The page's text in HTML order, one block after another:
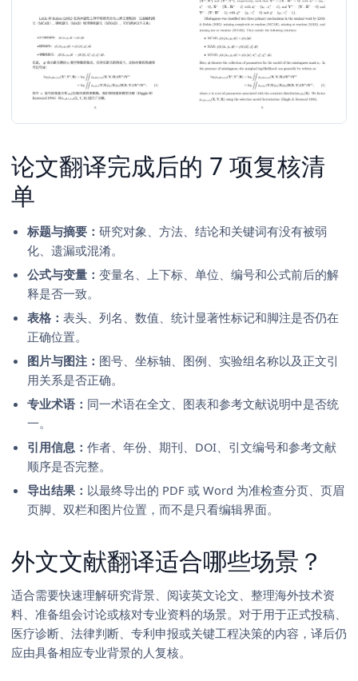
论文翻译完成后的 7 项复核清
单
标题与摘要： 研究对象、方法、结论和关键词有没有被弱
化、遗漏或混淆。
公式与变量： 变量名、上下标、单位、编号和公式前后的解
释是否一致。
表格： 表头、列名、数值、统计显著性标记和脚注是否仍在
正确位置。
图片与图注： 图号、坐标轴、图例、实验组名称以及正文引
用关系是否正确。
专业术语： 同一术语在全文、图表和参考文献说明中是否统
一。
引用信息： 作者、年份、期刊、DOI、引文编号和参考文献
顺序是否完整。
导出结果： 以最终导出的 PDF 或 Word 为准检查分页、页眉
页脚、双栏和图片位置，而不是只看编辑界面。
外文文献翻译适合哪些场景？
适合需要快速理解研究背景、阅读英文论文、整理海外技术资
料、准备组会讨论或核对专业资料的场景。对于用于正式投稿、
医疗诊断、法律判断、专利申报或关键工程决策的内容，译后仍
应由具备相应专业背景的人复核。